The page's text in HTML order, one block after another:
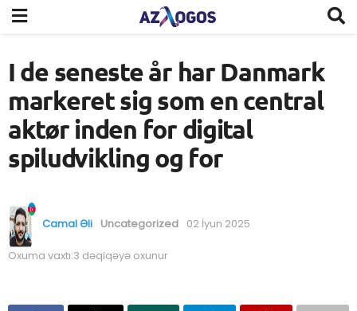
I de seneste år har Danmark
markeret sig som en central
aktør inden for digital
spiludvikling og for
Camal Əli Uncategorized 02 İyun 2025
Oxuma vaxtı:3 dəqiqəyə oxunur